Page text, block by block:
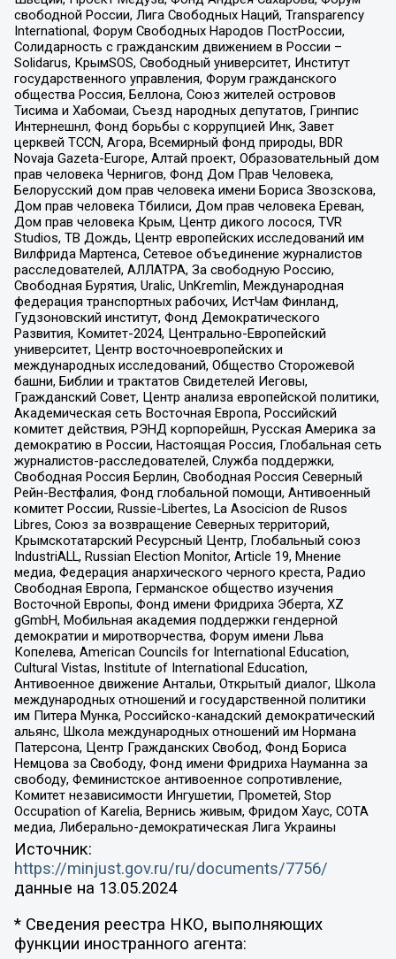
свободной России, Лига Свободных Наций, Transparеncy
International, Форум Свободных Народов ПостРоссии,
Солидарность с гражданским движением в России –
Solidarus, КрымSOS, Свободный университет, Институт
государственного управления, Форум гражданского
общества Россия, Беллона, Союз жителей островов
Тисима и Хабомаи, Съезд народных депутатов, Гринпис
Интернешнл, Фонд борьбы с коррупцией Инк, Завет
церквей TCCN, Агора, Всемирный фонд природы, BDR
Novaja Gazeta-Europe, Алтай проект, Образовательный дом
прав человека Чернигов, Фонд Дом Прав Человека,
Белорусский дом прав человека имени Бориса Звозскова,
Дом прав человека Тбилиси, Дом прав человека Ереван,
Дом прав человека Крым, Центр дикого лосося, TVR
Studios, ТВ Дождь, Центр европейских исследований им
Вилфрида Мартенса, Сетевое объединение журналистов
расследователей, АЛЛАТРА, За свободную Россию,
Свободная Бурятия, Uralic, UnKremlin, Международная
федерация транспортных рабочих, ИстЧам Финланд,
Гудзоновский институт, Фонд Демократического
Развития, Комитет-2024, Центрально-Европейский
университет, Центр восточноевропейских и
международных исследований, Общество Сторожевой
башни, Библии и трактатов Свидетелей Иеговы,
Гражданский Совет, Центр анализа европейской политики,
Академическая сеть Восточная Европа, Российский
комитет действия, РЭНД корпорейшн, Русская Америка за
демократию в России, Настоящая Россия, Глобальная сеть
журналистов-расследователей, Служба поддержки,
Свободная Россия Берлин, Свободная Россия Северный
Рейн-Вестфалия, Фонд глобальной помощи, Антивоенный
комитет России, Russie-Libertes, La Asocicion de Rusos
Libres, Союз за возвращение Северных территорий,
Крымскотатарский Ресурсный Центр, Глобальный союз
IndustriALL, Russian Election Monitor, Article 19, Мнение
медиа, Федерация анархического черного креста, Радио
Свободная Европа, Германское общество изучения
Восточной Европы, Фонд имени Фридриха Эберта, XZ
gGmbH, Мобильная академия поддержки гендерной
демократии и миротворчества, Форум имени Льва
Копелева, American Councils for International Education,
Cultural Vistas, Institute of International Education,
Антивоенное движение Антальи, Открытый диалог, Школа
международных отношений и государственной политики
им Питера Мунка, Российско-канадский демократический
альянс, Школа международных отношений им Нормана
Патерсона, Центр Гражданских Свобод, Фонд Бориса
Немцова за Свободу, Фонд имени Фридриха Науманна за
свободу, Феминистское антивоенное сопротивление,
Комитет независимости Ингушетии, Прометей, Stop
Occupation of Karelia, Вернись живым, Фридом Хаус, СОТА
медиа, Либерально-демократическая Лига Украины
Источник:
https://minjust.gov.ru/ru/documents/7756/
данные на 13.05.2024
* Сведения реестра НКО, выполняющих
функции иностранного агента: